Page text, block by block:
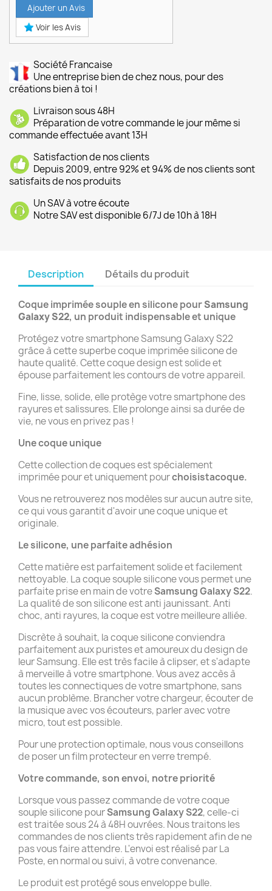
Ajouter un Avis
Voir les Avis
Société Francaise
Une entreprise bien de chez nous, pour des
créations bien à toi !
Livraison sous 48H
Préparation de votre commande le jour même si
commande effectuée avant 13H
Satisfaction de nos clients
Depuis 2009, entre 92% et 94% de nos clients sont
satisfaits de nos produits
Un SAV à votre écoute
Notre SAV est disponible 6/7J de 10h à 18H
Description Détails du produit
Coque imprimée souple en silicone pourSamsung
Galaxy S22, un produit indispensable et unique
Protégez votre smartphone Samsung Galaxy S22
grâce à cette superbe coque imprimée silicone de
haute qualité. Cette coque design est solide et
épouse parfaitement les contours de votre appareil.
Fine, lisse, solide, elle protège votre smartphone des
rayures et salissures. Elle prolonge ainsi sa durée de
vie, ne vous en privez pas !
Une coque unique
Cette collection de coques est spécialement
imprimée pour et uniquement pourchoisistacoque.
Vous ne retrouverez nos modèles sur aucun autre site,
ce qui vous garantit d'avoir une coque unique et
originale.
Le silicone, une parfaite adhésion
Cette matière est parfaitement solide et facilement
nettoyable. La coque souple silicone vous permet une
parfaite prise en main de votreSamsung Galaxy S22.
La qualité de son silicone est anti jaunissant. Anti
choc, anti rayures, la coque est votre meilleure alliée.
Discrète à souhait, la coque silicone conviendra
parfaitement aux puristes et amoureux du design de
leur Samsung. Elle est très facile à clipser, et s'adapte
à merveille à votre smartphone. Vous avez accès à
toutes les connectiques de votre smartphone, sans
aucun problème. Brancher votre chargeur, écouter de
la musique avec vos écouteurs, parler avec votre
micro, tout est possible.
Pour une protection optimale, nous vous conseillons
de poser un film protecteur en verre trempé.
Votre commande, son envoi, notre priorité
Lorsque vous passez commande de votre coque
souple silicone pourSamsung Galaxy S22, celle-ci
est traitée sous 24 à 48H ouvrées. Nous traitons les
commandes de nos clients très rapidement afin de ne
pas vous faire attendre. L'envoi est réalisé par La
Poste, en normal ou suivi, à votre convenance.
Le produit est protégé sous enveloppe bulle.